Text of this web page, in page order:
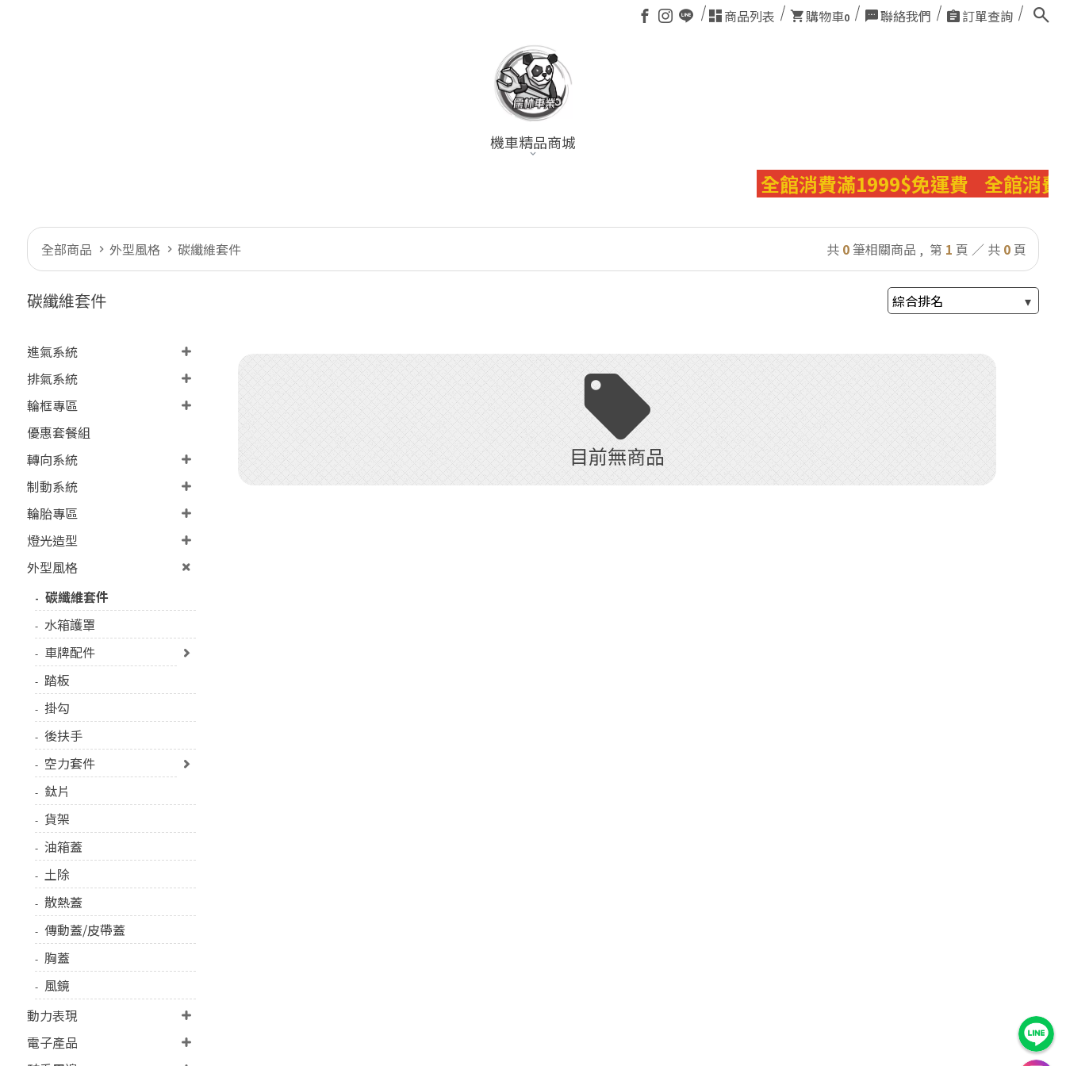
商品列表 購物車0 聯絡我們 訂單查詢
機車精品商城
全館消費滿1999$免運費 全館消費
全部商品 外型風格 碳纖維套件 共 0筆相關商品 , 第 1 頁 ／ 共 0 頁
碳纖維套件
進氣系統
排氣系統
輪框專區
優惠套餐組
轉向系統
制動系統
輪胎專區
燈光造型
外型風格
碳纖維套件
水箱護罩
車牌配件
踏板
掛勾
後扶手
空力套件
鈦片
貨架
油箱蓋
土除
散熱蓋
傳動蓋/皮帶蓋
胸蓋
風鏡
動力表現
電子產品
目前無商品